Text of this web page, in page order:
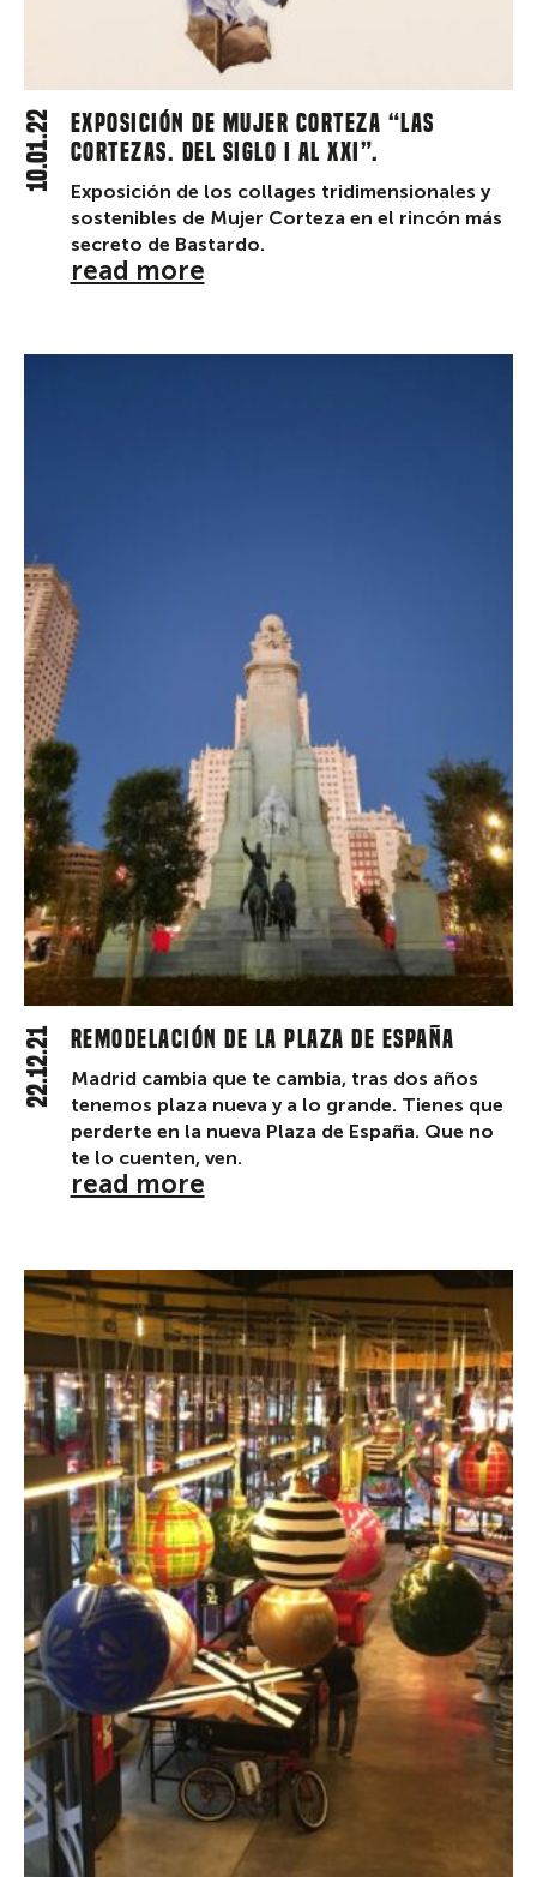
Exposición de Mujer Corteza “Las
cortezas. Del siglo I al XXI”.
10.01.22
Exposición de los collages tridimensionales y
sostenibles de Mujer Corteza en el rincón más
secreto de Bastardo.
read more
Remodelación de la Plaza de España
22.12.21
Madrid cambia que te cambia, tras dos años
tenemos plaza nueva y a lo grande. Tienes que
perderte en la nueva Plaza de España. Que no
te lo cuenten, ven.
read more